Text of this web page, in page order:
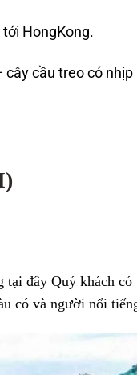
tới HongKong.
cây cầu treo có
tại đây Quý khách có
có và người nổi